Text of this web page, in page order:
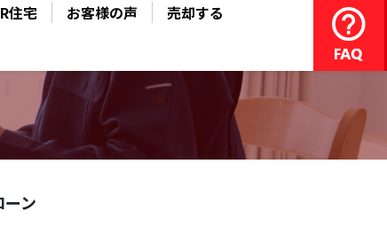
住宅 お客様の声 売却する
ン